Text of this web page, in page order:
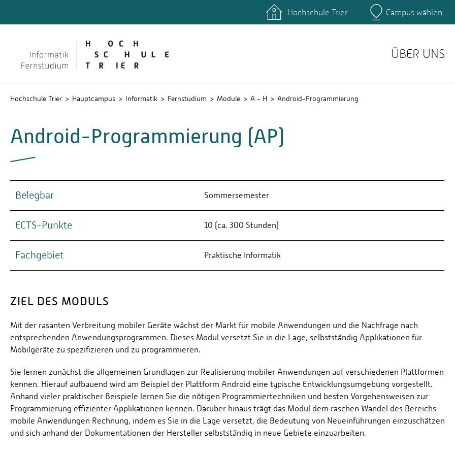
Master-Fernstudiengang Informatik
Zertifikatsstudium
Hochschule Trier Campus wählen
ÜBER UNS
Hochschule Trier Hauptcampus Informatik Fernstudium Module A - H Android-Programmierung
Android-Programmierung (AP)
Belegbar Sommersemester
ECTS-Punkte 10 (ca. 300 Stunden)
Fachgebiet Praktische Informatik
ZIEL DES MODULS
Mit der rasanten Verbreitung mobiler Geräte wächst der Markt für mobile Anwendungen und die Nachfrage nach
entsprechenden Anwendungsprogrammen. Dieses Modul versetzt Sie in die Lage, selbstständig Applikationen für
Mobilgeräte zu spezifizieren und zu programmieren.
Sie lernen zunächst die allgemeinen Grundlagen zur Realisierung mobiler Anwendungen auf verschiedenen Plattformen
kennen. Hierauf aufbauend wird am Beispiel der Plattform Android eine typische Entwicklungsumgebung vorgestellt.
Anhand vieler praktischer Beispiele lernen Sie die nötigen Programmiertechniken und besten Vorgehensweisen zur
Programmierung effizienter Applikationen kennen. Darüber hinaus trägt das Modul dem raschen Wandel des Bereichs
mobile Anwendungen Rechnung, indem es Sie in die Lage versetzt, die Bedeutung von Neueinführungen einzuschätzen
und sich anhand der Dokumentationen der Hersteller selbstständig in neue Gebiete einzuarbeiten.